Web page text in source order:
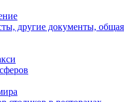
другие документы,